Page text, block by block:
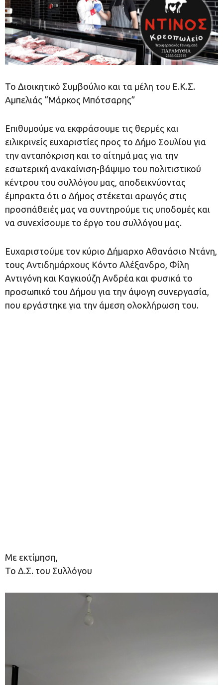
Το Διοικητικό Συμβούλιο και τα μέλη του Ε.Κ.Σ.
Αμπελιάς “Μάρκος Μπότσαρης”
​Επιθυμούμε να εκφράσουμε τις θερμές και
ειλικρινείς ευχαριστίες προς το Δήμο Σουλίου για
την ανταπόκριση και το αίτημά μας για την
εσωτερική ανακαίνιση-βάψιμο του πολιτιστικού
κέντρου του συλλόγου μας, αποδεικνύοντας
έμπρακτα ότι ο Δήμος στέκεται αρωγός στις
προσπάθειές μας να συντηρούμε τις υποδομές και
να συνεχίσουμε το έργο του συλλόγου μας.
Ευχαριστούμε τον κύριο Δήμαρχο Αθανάσιο Ντάνη,
τους Αντιδημάρχους Κόντο Αλέξανδρο, Φίλη
Αντιγόνη και Καγκιούζη Ανδρέα και φυσικά το
προσωπικό του Δήμου για την άψογη συνεργασία,
που εργάστηκε για την άμεση ολοκλήρωση του.
​Με εκτίμηση,
​Το Δ.Σ. του Συλλόγου